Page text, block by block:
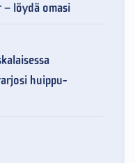
löydä omasi
huippu-